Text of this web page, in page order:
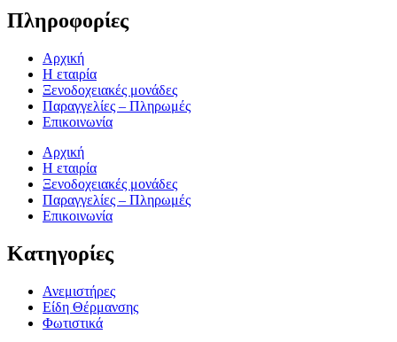
Πληροφορίες
Αρχική
Η εταιρία
Ξενοδοχειακές μονάδες
Παραγγελίες – Πληρωμές
Επικοινωνία
Αρχική
Η εταιρία
Ξενοδοχειακές μονάδες
Παραγγελίες – Πληρωμές
Επικοινωνία
Κατηγορίες
Ανεμιστήρες
Είδη Θέρμανσης
Φωτιστικά